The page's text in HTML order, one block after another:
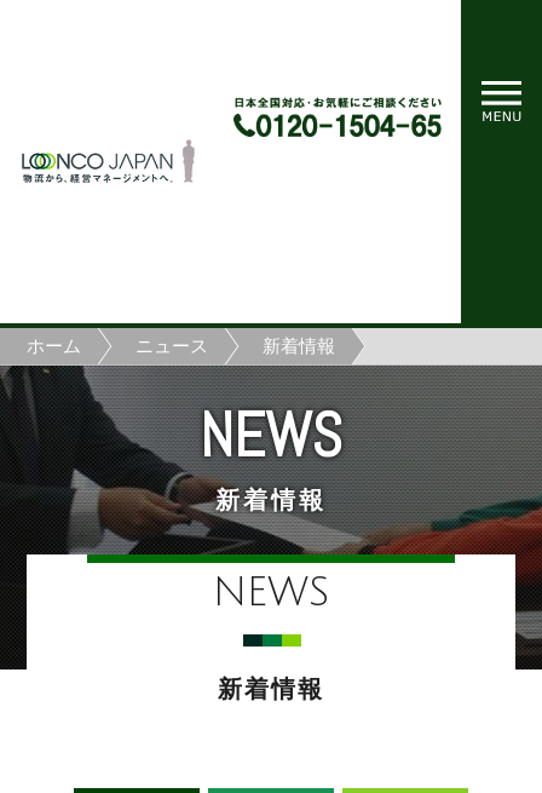
ホーム ニュース 新着情報
NEWS
新着情報
NEWS
新着情報